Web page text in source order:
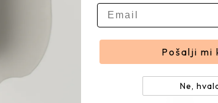
E-mail
Pošalji mi
Ne,